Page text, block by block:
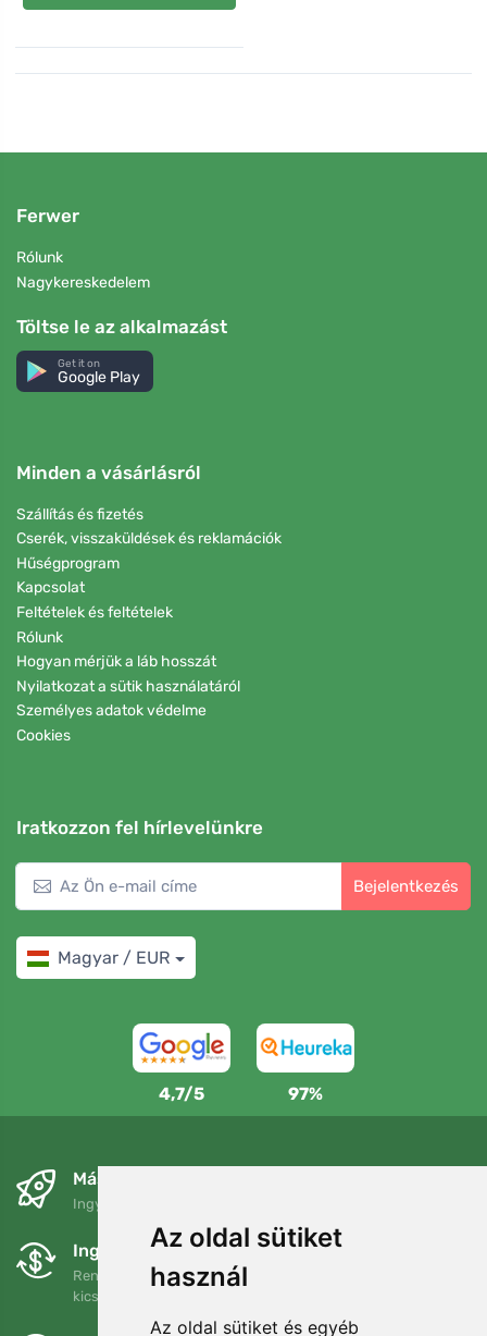
Az oldal sütiket
használ
Az oldal sütiket és egyéb
Ferwer
Rólunk
Nagykereskedelem
Töltse le az alkalmazást
Get it on
Google Play
Minden a vásárlásról
Szállítás és fizetés
Cserék, visszaküldések és reklamációk
Hűségprogram
Kapcsolat
Feltételek és feltételek
Rólunk
Hogyan mérjük a láb hosszát
Nyilatkozat a sütik használatáról
Személyes adatok védelme
Cookies
Iratkozzon fel hírlevelünkre
Bejelentkezés
Magyar / EUR
4,7/5 97%
Másnapra és ingyenesen
Ingyenes szállítás a következő összeg felett: 80 EUR
Ingyenes csere és visszaküldés
Rendelését 90 napon belül bármikor visszaküldheti vagy
kicserélheti.